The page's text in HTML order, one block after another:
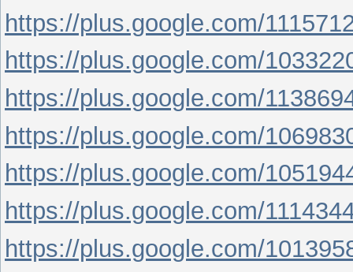
https://plus.google.com/
https://plus.google.com/
https://plus.google.com/
https://plus.google.com/
https://plus.google.com/
https://plus.google.com/
https://plus.google.com/